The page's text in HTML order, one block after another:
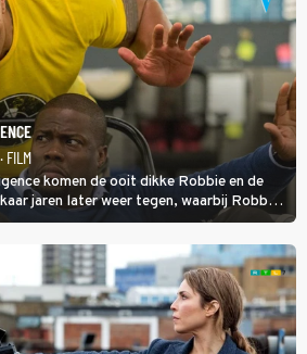
· FILM
komen de ooit dikke Robbie en de
jaren later weer tegen, waarbij Robbie,
en werkzaam voor de CIA, Calvins hulp